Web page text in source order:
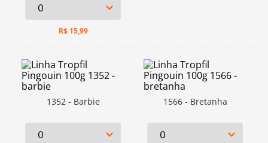
R$ 15,99
1352 - Barbie 1566 - Bretanha